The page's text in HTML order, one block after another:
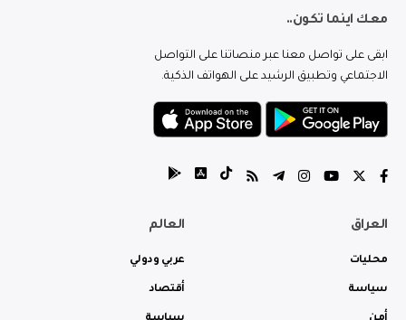
معك اينما تكون..
ابقى على تواصل معنا عبر منصاتنا على التواصل
الاجتماعي وتطبيق الرشيد على الهواتف الذكية.
العراق
محليات
سياسة
العالم
عربي ودولي
أقتصاد